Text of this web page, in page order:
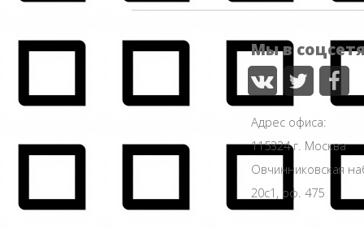
Мы в
Адрес офиса:
115324 г. Москва
Овчинниковская
20с1, оф. 475